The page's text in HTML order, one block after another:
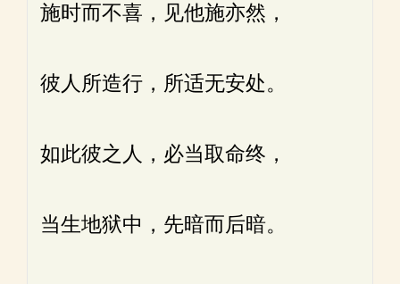
施时而不喜，见他施亦然，
彼人所造行，所适无安处。
如此彼之人，必当取命终，
当生地狱中，先暗而后暗。